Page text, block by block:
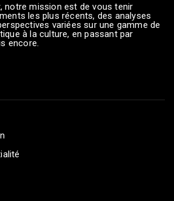
notre mission est de vous tenir
les plus récents, des analyses
variées sur une gamme de
à la culture, en passant par
encore.